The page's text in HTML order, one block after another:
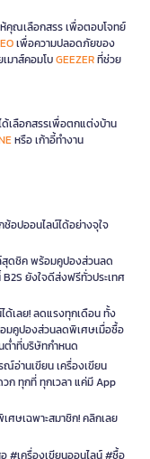
คุณเลือกสรร เพื่อตอบโจทย์
เพื่อความปลอดภัยของ
มาส์คอมโบGEEZERที่ช่วย
เลือกสรรเพื่อตกแต่งบ้าน
หรือ เก้าอี้ทำงาน
อปออนไลน์ได้อย่างจุใจ
สุดชิค พร้อมคูปองส่วนลด
ยังใจดีส่งฟรีทั่วประเทศ
ด้เลย! ลดแรงทุกเดือน ทั้ง
มคูปองส่วนลดพิเศษเมื่อซื้อ
ต่ำที่บริษัทกำหนด
ณ์อ่านเขียน เครื่องเขียน
ก ทุกที่ ทุกเวลา แค่มี App
ศษเฉพาะสมาชิก! คลิกเลย
#เครื่องเขียนออนไลน์ #ซื้อ